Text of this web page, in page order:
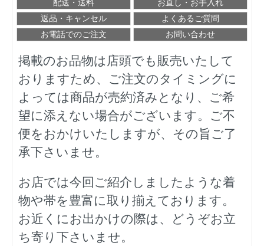
配送・送料
お直し・お手入れ
返品・キャンセル
よくあるご質問
お電話でのご注文
お問い合わせ
掲載のお品物は店頭でも販売いたして
おりますため、ご注文のタイミングに
よっては商品が売約済みとなり、ご希
望に添えない場合がございます。ご不
便をおかけいたしますが、その旨ご了
承下さいませ。
お店では今回ご紹介しましたような着
物や帯を豊富に取り揃えております。
お近くにお出かけの際は、どうぞお立
ち寄り下さいませ。